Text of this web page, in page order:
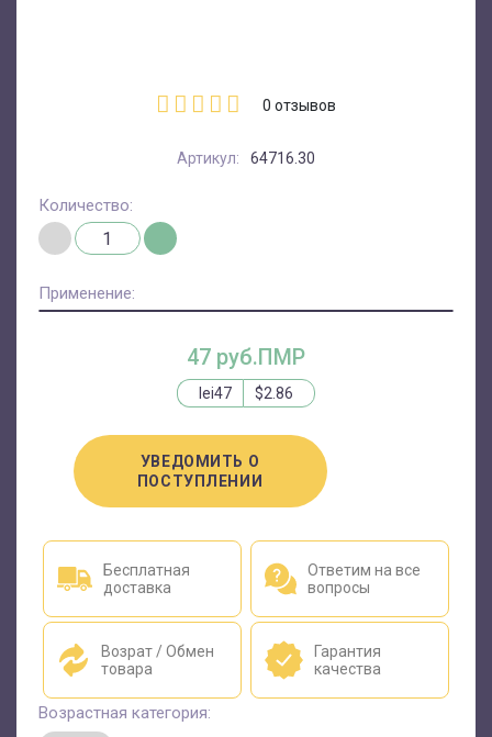
0 отзывов
Артикул: 64716.30
47 руб.ПМР
lei47 $2.86
УВЕДОМИТЬ О
ПОСТУПЛЕНИИ
Количество:
Применение:
Бесплатная
доставка
Ответим на все
вопросы
Возрат / Обмен
товара
Гарантия
качества
Возрастная категория: